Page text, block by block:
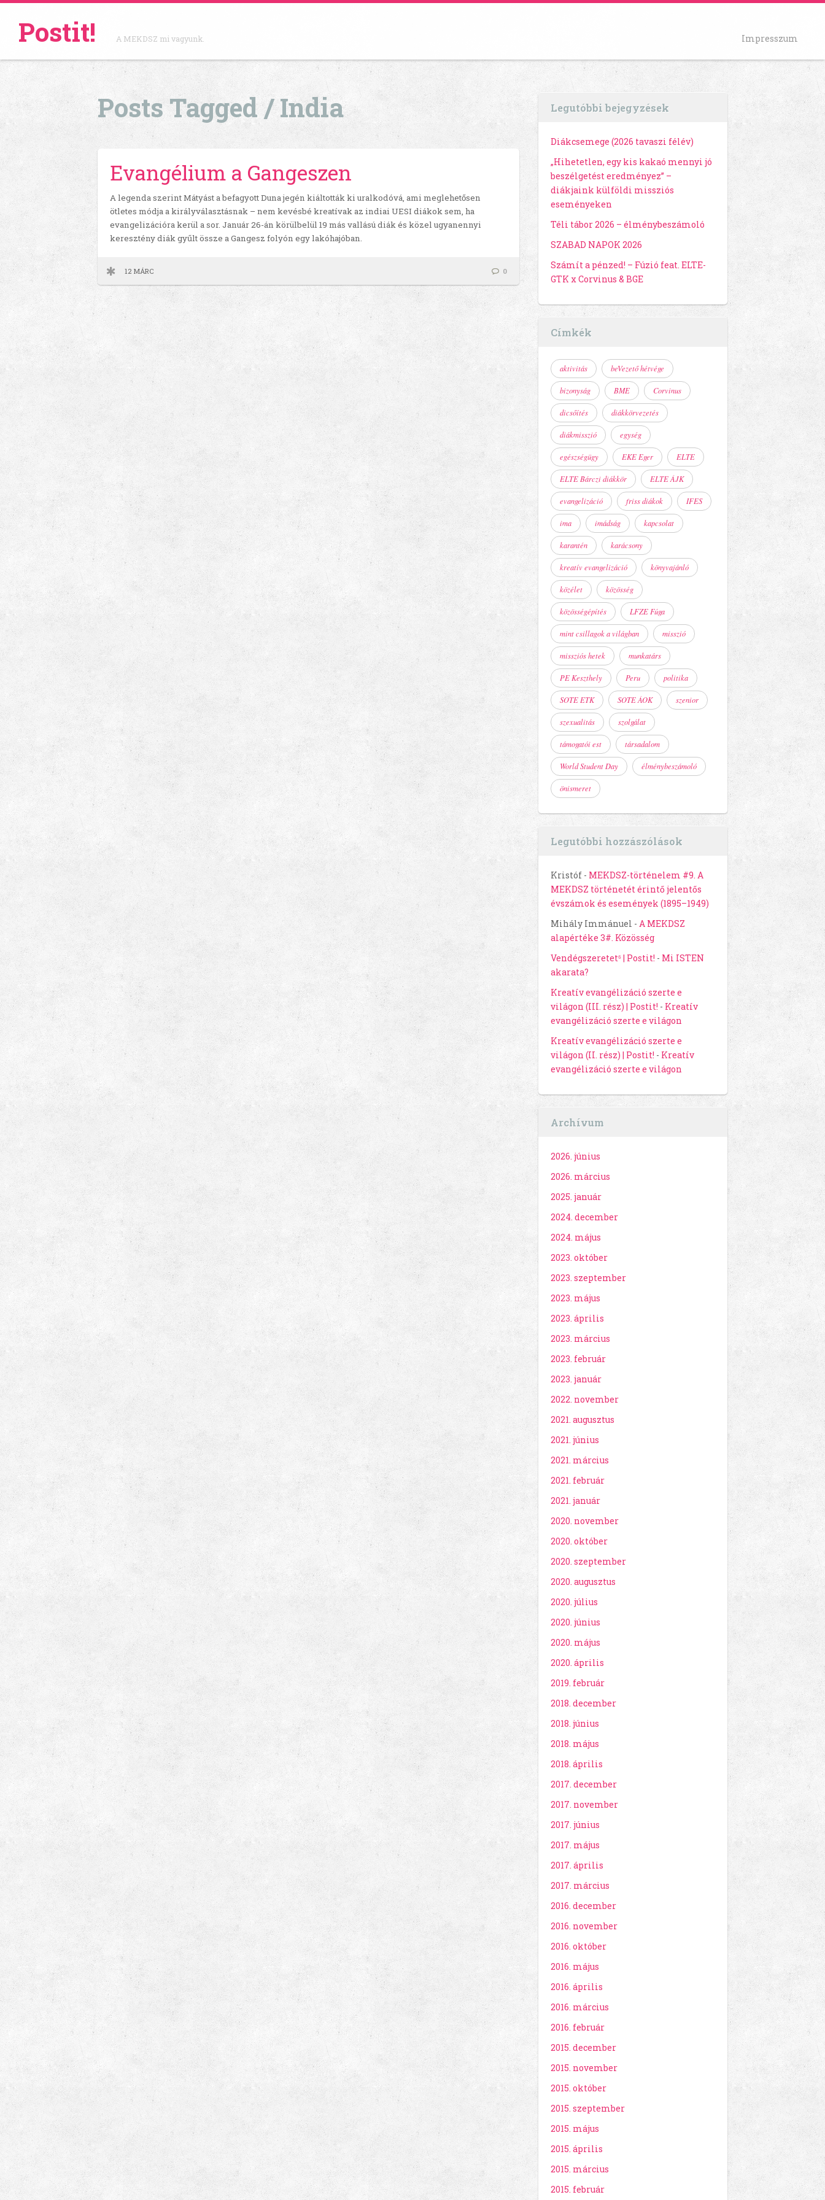
Postit! A MEKDSZ mi vagyunk. Impresszum
Posts Tagged /India
Evangélium a Gangeszen
A legenda szerint Mátyást a befagyott Duna jegén kiáltották ki uralkodóvá, ami meglehetősen
ötletes módja a királyválasztásnak – nem kevésbé kreatívak az indiai UESI diákok sem, ha
evangelizációra kerül a sor. Január 26-án körülbelül 19 más vallású diák és közel ugyanennyi
keresztény diák gyűlt össze a Gangesz folyón egy lakóhajóban.
12 MÁRC 0
Legutóbbi bejegyzések
Diákcsemege (2026 tavaszi félév)
„Hihetetlen, egy kis kakaó mennyi jó
beszélgetést eredményez” –
diákjaink külföldi missziós
eseményeken
Téli tábor 2026 – élménybeszámoló
SZABAD NAPOK 2026
Számít a pénzed! – Fúzió feat. ELTE-
GTK x Corvinus & BGE
Címkék
aktivitás beVezető hétvége
bizonyság BME Corvinus
dicsőítés diákkörvezetés
diákmisszió egység
egészségügy EKE Eger ELTE
ELTE Bárczi diákkör ELTE ÁJK
evangelizáció friss diákok IFES
ima imádság kapcsolat
karantén karácsony
kreatív evangelizáció könyvajánló
közélet közösség
közösségépítés LFZE Fúga
mint csillagok a világban misszió
missziós hetek munkatárs
PE Keszthely Peru politika
SOTE ETK SOTE ÁOK szenior
szexualitás szolgálat
támogatói est társadalom
World Student Day élménybeszámoló
önismeret
Legutóbbi hozzászólások
Kristóf - MEKDSZ-történelem #9. A
MEKDSZ történetét érintő jelentős
évszámok és események (1895–1949)
Mihály Immánuel -A MEKDSZ
alapértéke 3#. Közösség
Vendégszeretet⁶ | Postit! - Mi ISTEN
akarata?
Kreatív evangélizáció szerte e
világon (III. rész) | Postit! - Kreatív
evangélizáció szerte e világon
Kreatív evangélizáció szerte e
világon (II. rész) | Postit! - Kreatív
evangélizáció szerte e világon
Archívum
2026. június
2026. március
2025. január
2024. december
2024. május
2023. október
2023. szeptember
2023. május
2023. április
2023. március
2023. február
2023. január
2022. november
2021. augusztus
2021. június
2021. március
2021. február
2021. január
2020. november
2020. október
2020. szeptember
2020. augusztus
2020. július
2020. június
2020. május
2020. április
2019. február
2018. december
2018. június
2018. május
2018. április
2017. december
2017. november
2017. június
2017. május
2017. április
2017. március
2016. december
2016. november
2016. október
2016. május
2016. április
2016. március
2016. február
2015. december
2015. november
2015. október
2015. szeptember
2015. május
2015. április
2015. március
2015. február